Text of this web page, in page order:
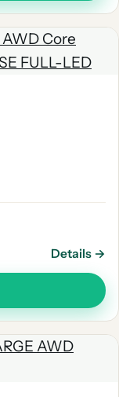
Details →